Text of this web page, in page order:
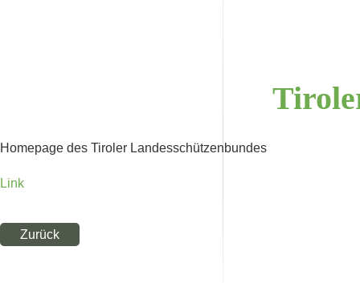
Homepage des Tiroler Landesschützenbundes
Link
Zurück